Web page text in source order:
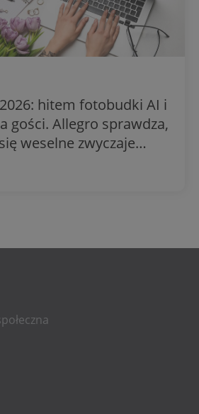
hitem fotobudki AI i
gości. Allegro sprawdza,
weselne zwyczaje